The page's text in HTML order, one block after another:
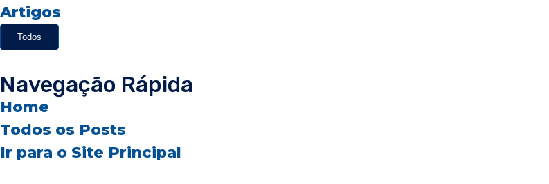
Artigos
Todos
Navegação Rápida
Home
Todos os Posts
Ir para o Site Principal